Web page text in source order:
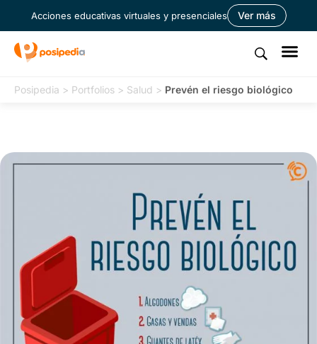
Acciones educativas virtuales y presenciales Ver más
Posipedia > Portfolios > Salud > Prevén el riesgo biológico